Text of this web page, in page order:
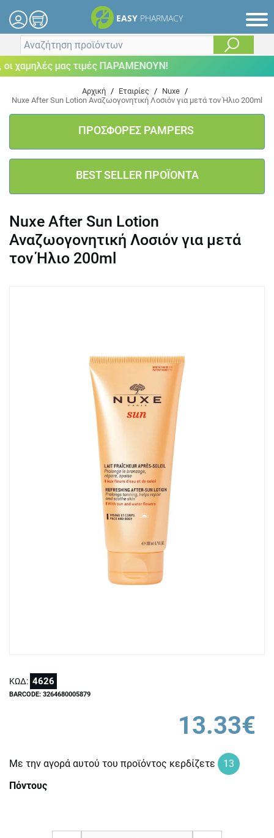
EASY PHARMACY
μας τιμές ΠΑΡΑΜΕΝΟΥΝ!
Αρχική / Εταιρίες / Nuxe /
Nuxe After Sun Lotion Αναζωογονητική Λοσιόν για μετά τον Ήλιο 200ml
ΠΡΟΣΦΟΡΕΣ PAMPERS
BEST SELLER ΠΡΟΪΟΝΤΑ
Nuxe After Sun Lotion
Αναζωογονητική Λοσιόν για μετά
τον Ήλιο 200ml
ΚΩΔ: 4626
BARCODE: 3264680005879
13.33€
Με την αγορά αυτού του προϊόντος κερδίζετε
13
Πόντους